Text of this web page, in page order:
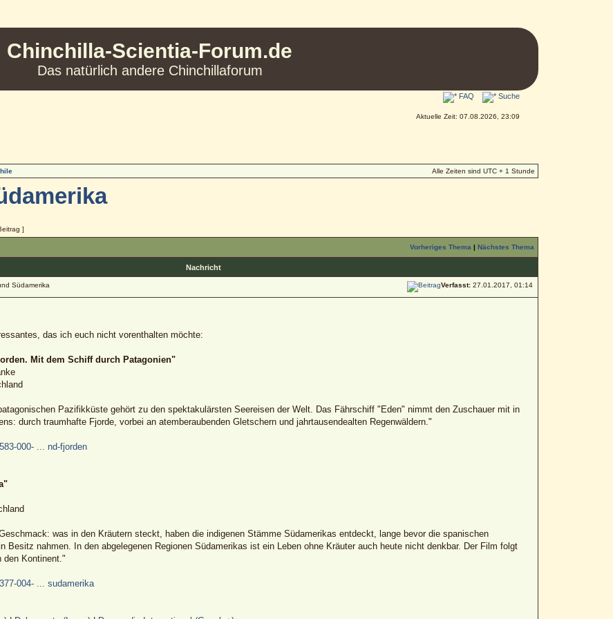
Chinchilla-Scientia-Forum.de
Das natürlich andere Chinchillaforum
FAQ Suche
Aktuelle Zeit: 07.08.2026, 23:09
Alle Zeiten sind UTC + 1 Stunde
]
Vorheriges Thema | Nächstes Thema
Nachricht
Südamerika Verfasst:27.01.2017, 01:14
das ich euch nicht vorenthalten möchte:
Mit dem Schiff durch Patagonien"
Pazifikküste gehört zu den spektakulärsten Seereisen der Welt. Das Fährschiff "Eden" nimmt den Zuschauer mit in
durch traumhafte Fjorde, vorbei an atemberaubenden Gletschern und jahrtausendealten Regenwäldern."
000- ... nd-fjorden
was in den Kräutern steckt, haben die indigenen Stämme Südamerikas entdeckt, lange bevor die spanischen
Besitz nahmen. In den abgelegenen Regionen Südamerikas ist ein Leben ohne Kräuter auch heute nicht denkbar. Der Film folgt
den Kontinent."
004- ... sudamerika